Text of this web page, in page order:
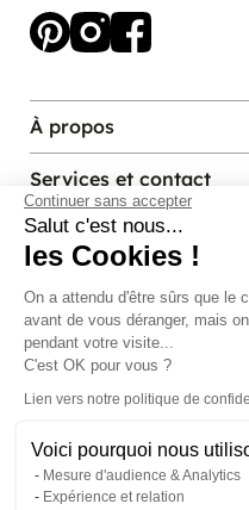
Continuer sans accepter
Salut c'est nous...
les Cookies !
ce site vous intéresse avant de
déranger, mais on aimerait bien
visite...
C'est OK pour vous ?
Lien vers notre politique de
Voici pourquoi nous
Mesure d'audience & Analytics
Expérience et relation
À propos
Services et contact
Magasins et Showrooms
Modes de paiement